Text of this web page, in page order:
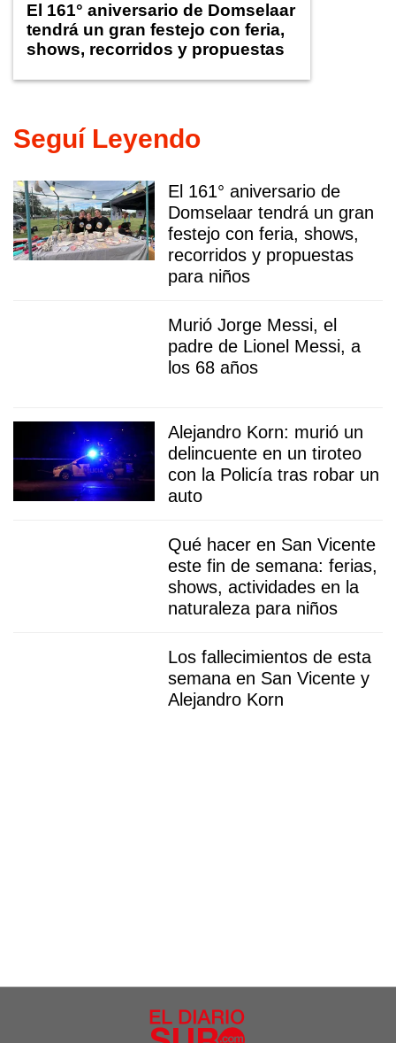
El 161° aniversario de Domselaar
tendrá un gran festejo con feria,
shows, recorridos y propuestas
Seguí Leyendo
El 161° aniversario de
Domselaar tendrá un gran
festejo con feria, shows,
recorridos y propuestas
para niños
Murió Jorge Messi, el
padre de Lionel Messi, a
los 68 años
Alejandro Korn: murió un
delincuente en un tiroteo
con la Policía tras robar un
auto
Qué hacer en San Vicente
este fin de semana: ferias,
shows, actividades en la
naturaleza para niños
Los fallecimientos de esta
semana en San Vicente y
Alejandro Korn